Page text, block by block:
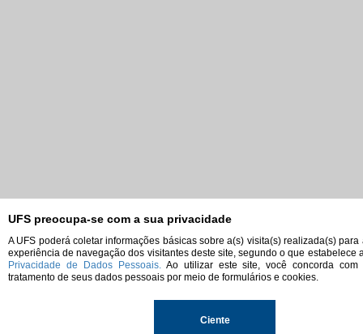
UFS preocupa-se com a sua privacidade
A UFS poderá coletar informações básicas sobre a(s) visita(s) realizada(s) para
experiência de navegação dos visitantes deste site, segundo o que estabelece
Privacidade de Dados Pessoais.Ao utilizar este site, você concorda
tratamento de seus dados pessoais por meio de formulários e cookies.
Ciente